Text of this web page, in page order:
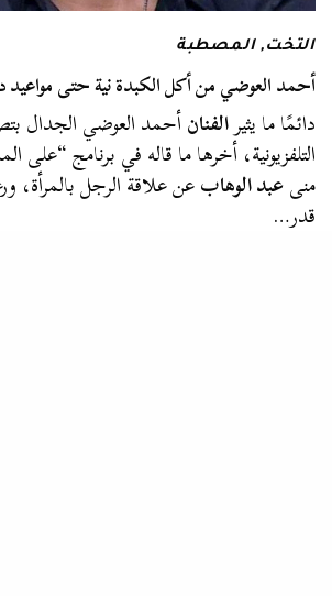
التخت,المصطبة
أحمد العوضي من أكل الكبدة نية حتى مواعيد
دائمًا ما يثيرالفنانأحمد العوضي الجدال
التلفزيونية، أخرها ما قاله في برنامج “على
منىعبد الوهابعن علاقة الرجل بالمرأة،
قدر…